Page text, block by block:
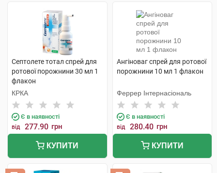
Септолете тотал спрей для
ротової порожнини 30 мл 1
флакон
КРКА
Є в наявності
від 277.90 грн
КУПИТИ
Ангіноваг спрей для ротової
порожнини 10 мл 1 флакон
Феррер Інтернасіональ
Є в наявності
від 280.40 грн
КУПИТИ